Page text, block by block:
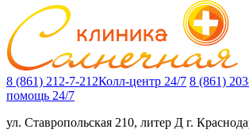
8 (861) 212-7-212Колл-центр 24/7 8 (861)
помощь 24/7
ул. Ставропольская 210, литер Д г.